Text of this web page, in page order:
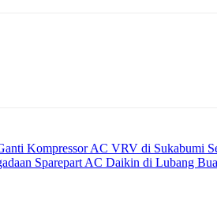
Kompressor AC VRV di Sukabumi
Sparepart AC Daikin di Lubang